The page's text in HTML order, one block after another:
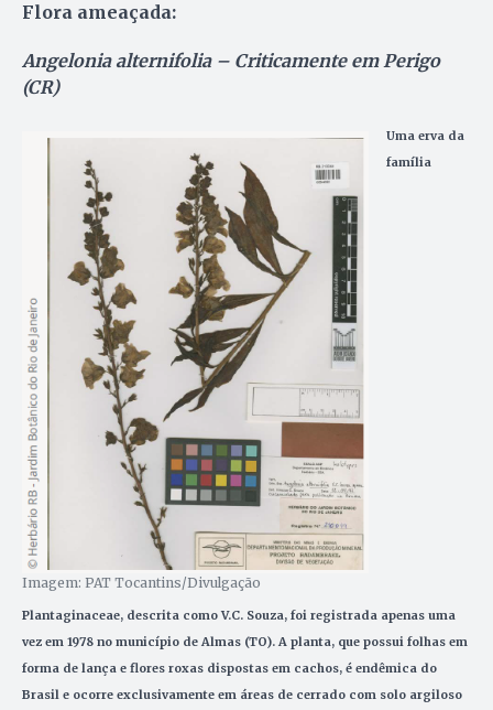
Flora ameaçada:
Angelonia alternifolia – Criticamente em Perigo
(CR)
Imagem: PAT Tocantins/Divulgação
Uma erva da
família
Plantaginaceae, descrita como V.C. Souza, foi registrada apenas uma
vez em 1978 no município de Almas (TO). A planta, que possui folhas em
forma de lança e flores roxas dispostas em cachos, é endêmica do
Brasil e ocorre exclusivamente em áreas de cerrado com solo argiloso